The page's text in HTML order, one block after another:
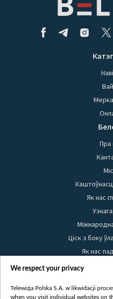
Пра
Як нас
Ціск з боку
Як нас
Правілы
We respect your privacy
Telewizja Polska S.A. w likwidacji
when you visit individual websites on